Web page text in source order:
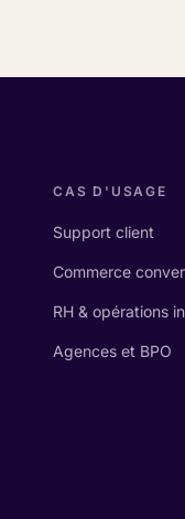
CAS D'USAGE
Support client
Commerce
RH & opérations
Agences et BPO